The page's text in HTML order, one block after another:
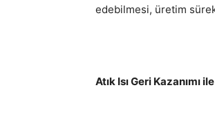
edebilmesi, üretim
Atık Isı Geri Kazanımı